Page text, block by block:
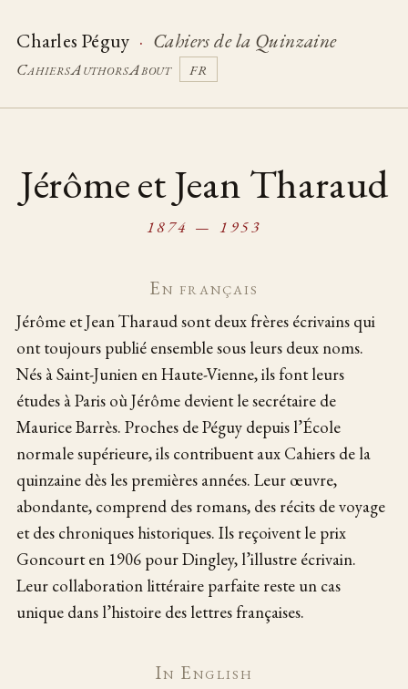
Charles Péguy · Cahiers de la Quinzaine
CahiersAuthorsAbout FR
Jérôme et Jean Tharaud
1874 — 1953
En français
Jérôme et Jean Tharaud sont deux frères écrivains qui
ont toujours publié ensemble sous leurs deux noms.
Nés à Saint-Junien en Haute-Vienne, ils font leurs
études à Paris où Jérôme devient le secrétaire de
Maurice Barrès. Proches de Péguy depuis l’École
normale supérieure, ils contribuent aux Cahiers de la
quinzaine dès les premières années. Leur œuvre,
abondante, comprend des romans, des récits de voyage
et des chroniques historiques. Ils reçoivent le prix
Goncourt en 1906 pour Dingley, l’illustre écrivain.
Leur collaboration littéraire parfaite reste un cas
unique dans l’histoire des lettres françaises.
In English